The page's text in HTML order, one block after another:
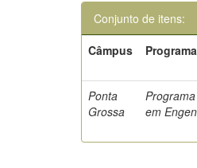
Conjunto de itens:
Câmpus
Ponta
Grossa
em